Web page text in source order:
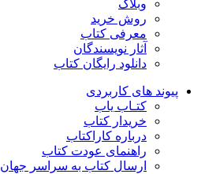
وبلاگ
روش خرید
معرفی کتاب
آثار نویسندگان
دانلود رایگان کتاب
پیوند های کاربردی
کتـاب یاب
خریدار کتاب
درباره کاراکتاب
راهنمای عودت کتاب
ارسال کتاب به سراسر جهان